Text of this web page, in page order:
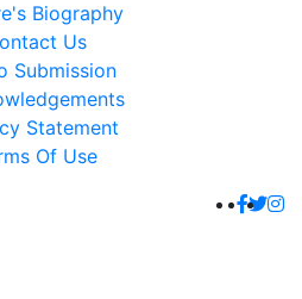
Biography
Us
Submission
Statement
Of Use